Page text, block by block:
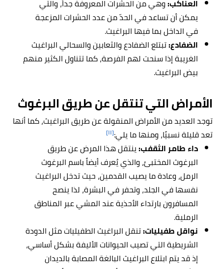
العناكب:وهي من الحشرات المعروفة جداً، والتي
يمكن أن تساعد في الحدّ من عدد الحشرات المزعجة
في الداخل بما فيها البراغيث.
الضفادع:تبتلع الضفادع والثعابين والسحالي البراغيث
الغريبة إذا سنحت لهم الفرصة، كما تتناول الكثير منهم
بيض البراغيث.
الأمراض التي تنتقل عن طريق البرغوث
توجد العديد من الأمراض المنقولة عن طريق البراغيث، كما أنها
تعد قليلة نسبيًا، ومنها ما يلي:[١١]
داء طامر الثقفب:ينتقل هذا المرض عن طريق
البرغوث المختبئ، والذي يُعرف أيضاً باسم البرغوث
الرمل، وعادة ما يصيب القدمين، حيث تدخل البراغيث
نفسها في الجلد، وتحفر في البشرة، لذا ينصح
المسافرون بارتداء الأحذية عند المشي عبر المناطق
الرملية.
نواقل طفيليات:تنقل البراغيث الطفيليات مثل الدودة
الشريطية التي تصيب الحيوانات الأليفة بشكل أساسي،
إذ قد يتم ابتلاع البراغيث البالغة المصابة بالديدان